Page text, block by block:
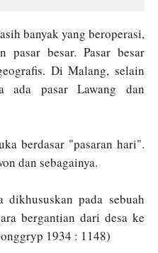
banyak yang beroperasi,
pasar besar. Pasar besar
Di Malang, selain
ada pasar Lawang dan
berdasar "pasaran hari".
dan sebagainya.
pada sebuah
bergantian dari desa ke
1934 : 1148)